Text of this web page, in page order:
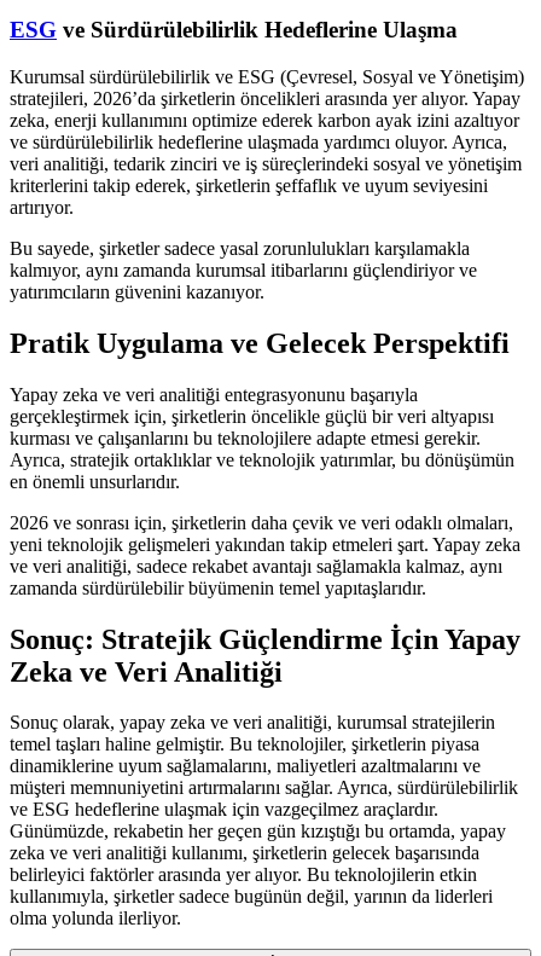
ESG ve Sürdürülebilirlik Hedeflerine Ulaşma
Kurumsal sürdürülebilirlik ve ESG (Çevresel, Sosyal ve Yönetişim)
stratejileri, 2026’da şirketlerin öncelikleri arasında yer alıyor. Yapay
zeka, enerji kullanımını optimize ederek karbon ayak izini azaltıyor
ve sürdürülebilirlik hedeflerine ulaşmada yardımcı oluyor. Ayrıca,
veri analitiği, tedarik zinciri ve iş süreçlerindeki sosyal ve yönetişim
kriterlerini takip ederek, şirketlerin şeffaflık ve uyum seviyesini
artırıyor.
Bu sayede, şirketler sadece yasal zorunlulukları karşılamakla
kalmıyor, aynı zamanda kurumsal itibarlarını güçlendiriyor ve
yatırımcıların güvenini kazanıyor.
Pratik Uygulama ve Gelecek Perspektifi
Yapay zeka ve veri analitiği entegrasyonunu başarıyla
gerçekleştirmek için, şirketlerin öncelikle güçlü bir veri altyapısı
kurması ve çalışanlarını bu teknolojilere adapte etmesi gerekir.
Ayrıca, stratejik ortaklıklar ve teknolojik yatırımlar, bu dönüşümün
en önemli unsurlarıdır.
2026 ve sonrası için, şirketlerin daha çevik ve veri odaklı olmaları,
yeni teknolojik gelişmeleri yakından takip etmeleri şart. Yapay zeka
ve veri analitiği, sadece rekabet avantajı sağlamakla kalmaz, aynı
zamanda sürdürülebilir büyümenin temel yapıtaşlarıdır.
Sonuç: Stratejik Güçlendirme İçin Yapay
Zeka ve Veri Analitiği
Sonuç olarak, yapay zeka ve veri analitiği, kurumsal stratejilerin
temel taşları haline gelmiştir. Bu teknolojiler, şirketlerin piyasa
dinamiklerine uyum sağlamalarını, maliyetleri azaltmalarını ve
müşteri memnuniyetini artırmalarını sağlar. Ayrıca, sürdürülebilirlik
ve ESG hedeflerine ulaşmak için vazgeçilmez araçlardır.
Günümüzde, rekabetin her geçen gün kızıştığı bu ortamda, yapay
zeka ve veri analitiği kullanımı, şirketlerin gelecek başarısında
belirleyici faktörler arasında yer alıyor. Bu teknolojilerin etkin
kullanımıyla, şirketler sadece bugünün değil, yarının da liderleri
olma yolunda ilerliyor.